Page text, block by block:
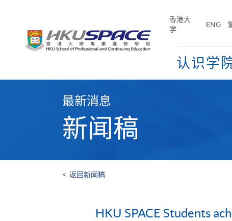
香港大
学
ENG
认识学
最新消息
新闻稿
< 返回新闻稿
HKU SPACE Students